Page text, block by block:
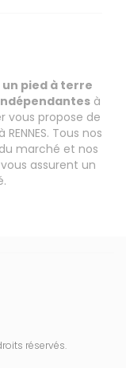
pied à terre
à
vous propose de
Tous nos
marché et nos
assurent un
réservés.